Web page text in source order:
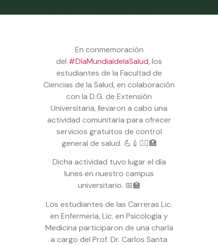
En conmemoración
del #DíaMundialdelaSalud, los
estudiantes de la Facultad de
Ciencias de la Salud, en colaboración
con la D.G. de Extensión
Universitaria, llevaron a cabo una
actividad comunitaria para ofrecer
servicios gratuitos de control
general de salud. 💪💉👩‍⚕️🏥
Dicha actividad tuvo lugar el día
lunes en nuestro campus
universitario. 📅🏫
Los estudiantes de las Carreras Lic.
en Enfermería, Lic. en Psicología y
Medicina participaron de una charla
a cargo del Prof. Dr. Carlos Santa